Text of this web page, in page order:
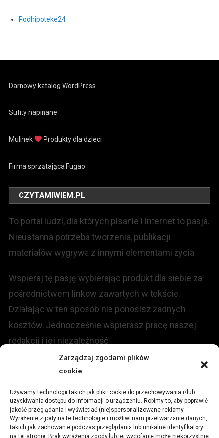
Zarządzaj zgodami plików
cookie
Używamy technologii takich jak pliki cookie do przechowywania i/lub
uzyskiwania dostępu do informacji o urządzeniu. Robimy to, aby poprawić
jakość przeglądania i wyświetlać (nie)spersonalizowane reklamy.
Wyrażenie zgody na te technologie umożliwi nam przetwarzanie danych,
takich jak zachowanie podczas przeglądania lub unikalne identyfikatory
na tej stronie. Brak wyrażenia zgody lub jej wycofanie może niekorzystnie
Podhipoteke24
Darnowy katalog WordPress
Sufity napinane
Mulinek Produkty dla dzieci
Firma sprzątająca Fugao
CZYTAMIWIEM.PL
To portal ludzi, dla których pisanie i internet to pasja.
Nieustanna potrzeba tworzenia, publikacji
materiałów wygrywa z innymi elementami życia
Wspieraj tę pasję wybierając produkt dla siebie za
pośrednictwem linków zawartych w tekście.
Działając w ten sposób nie ponosisz żadnych
kosztów. Jednocześnie wspierasz pracę naszej
redakcji i jej niezależność.
Redakcja portalu:
ul.Stara 13, 42-600 Tarnowskie Góry